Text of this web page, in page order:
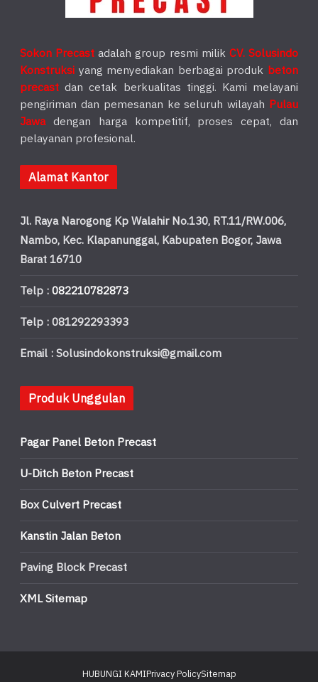
Sokon Precast adalah group resmi milik CV. Solusindo
Konstruksi yang menyediakan berbagai produk beton
precast dan cetak berkualitas tinggi. Kami melayani
pengiriman dan pemesanan ke seluruh wilayah Pulau
Jawadengan harga kompetitif, proses cepat, dan
pelayanan profesional.
Alamat Kantor
Jl. Raya Narogong Kp Walahir No.130, RT.11/RW.006,
Nambo, Kec. Klapanunggal, Kabupaten Bogor, Jawa
Barat 16710
Telp :082210782873
Telp : 081292293393
Email : Solusindokonstruksi@gmail.com
Produk Unggulan
Pagar Panel Beton Precast
U-Ditch Beton Precast
Box Culvert Precast
Kanstin Jalan Beton
Paving Block Precast
XML Sitemap
HUBUNGI KAMIPrivacy PolicySitemap